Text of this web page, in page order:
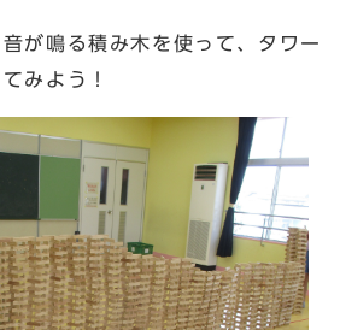
が鳴る積み木を使って、タワー
みよう！